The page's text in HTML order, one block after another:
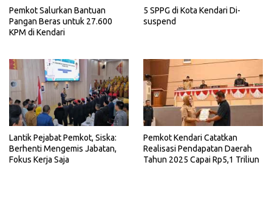
Pemkot Salurkan Bantuan
Pangan Beras untuk 27.600
KPM di Kendari
5 SPPG di Kota Kendari Di-
suspend
Lantik Pejabat Pemkot, Siska:
Berhenti Mengemis Jabatan,
Fokus Kerja Saja
Pemkot Kendari Catatkan
Realisasi Pendapatan Daerah
Tahun 2025 Capai Rp5,1 Triliun